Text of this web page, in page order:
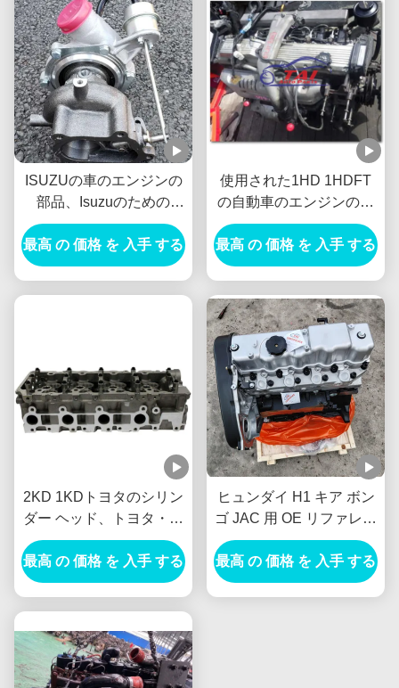
ISUZUの車のエンジンの
部品、Isuzuのための
4HK1 8980795692ディー
ゼル機関IHI 4HK1-TCの
ターボチャージャー
最高 の 価格 を 入手 する
使用された1HD 1HDFT
の自動車のエンジンの部
品のディーゼル タイプ固
体材料の長い寿命
最高 の 価格 を 入手 する
2KD 1KDトヨタのシリン
ダー ヘッド、トヨタ・ハ
イラックス2.5 D4D
（2KD）エンジンのシリ
ンダー ヘッド
最高 の 価格 を 入手 する
ヒュンダイ H1 キア ボン
ゴ JAC 用 OE リファレン
ス C4BH D4BH 2.5L ター
ボディーゼル エンジン ロ
ングブロック
最高 の 価格 を 入手 する